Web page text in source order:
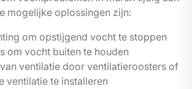
mogelijke oplossingen zijn:
om opstijgend vocht te stoppen
om vocht buiten te houden
ventilatie door ventilatieroosters of
ventilatie te installeren